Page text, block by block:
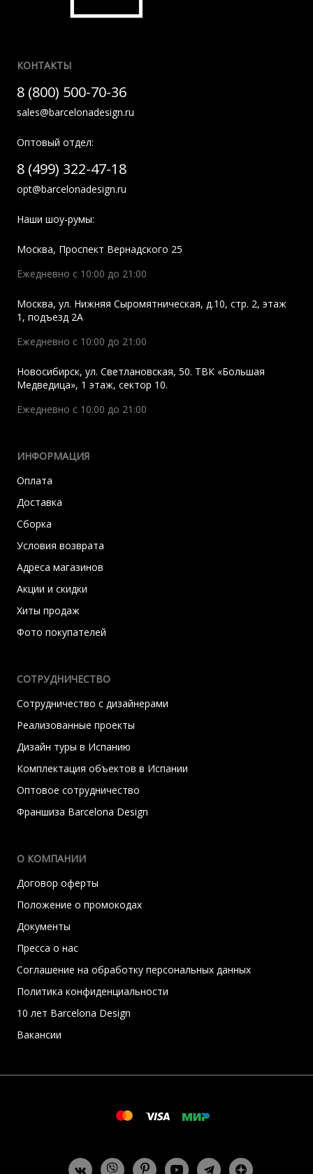
КОНТАКТЫ
8 (800) 500-70-36
sales@barcelonadesign.ru
Оптовый отдел:
8 (499) 322-47-18
opt@barcelonadesign.ru
Наши шоу-румы:
Москва, Проспект Вернадского 25
Ежедневно с 10:00 до 21:00
Москва, ул. Нижняя Сыромятническая, д.10, стр. 2, этаж
1, подъезд 2A
Ежедневно с 10:00 до 21:00
Новосибирск, ул. Светлановская, 50. ТВК «Большая
Медведица», 1 этаж, сектор 10.
Ежедневно с 10:00 до 21:00
ИНФОРМАЦИЯ
Оплата
Доставка
Сборка
Условия возврата
Адреса магазинов
Акции и скидки
Хиты продаж
Фото покупателей
СОТРУДНИЧЕСТВО
Сотрудничество с дизайнерами
Реализованные проекты
Дизайн туры в Испанию
Комплектация объектов в Испании
Оптовое сотрудничество
Франшиза Barcelona Design
О КОМПАНИИ
Договор оферты
Положение о промокодах
Документы
Пресса о нас
Соглашение на обработку персональных данных
Политика конфиденциальности
10 лет Barcelona Design
Вакансии